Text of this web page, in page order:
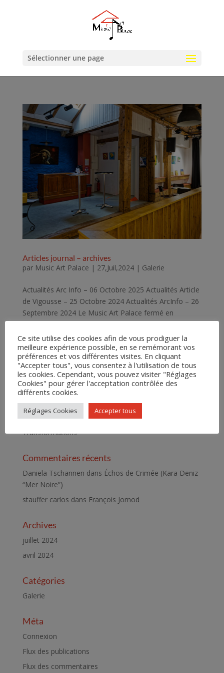
Sélectionner une page
Articles journal – archives
par Music Art Palace | 27,Juil,2024| Galerie
Actualités Arc Info – 06 Octobre 2025 Actualités Article
de Vigousse – 25 Octobre 2024 Actualités ArcInfo – 26
Septembre 2024 Le Music Art Palace fermé en
attendant le traitement d’un recours Lettre ouverte de
Bernard Soguel 10 Octobre 2024...
Articles récents
Articles journal – archives
Transformations
Commentaires récents
Daniela Tschannen dans Échos de Crimée (Kara Deniz
“Mer Noire”)
stauffer carlos dans François Jornod
Archives
juillet 2024
avril 2024
Catégories
Galerie
Méta
Connexion
Flux des publications
Flux des commentaires
Ce site utilise des cookies afin de vous prodiguer la
meilleure expérience possible, en se remémorant vos
préférences et vos différentes visites. En cliquant
"Accepter tous", vous consentez à l'utilisation de tous
les cookies. Cependant, vous pouvez visiter "Réglages
Cookies" pour gérer l'acceptation contrôlée des
différents cookies.
Réglages Cookies Accepter tous